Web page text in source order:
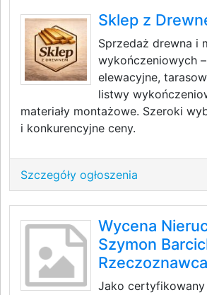
Sklep z
Sprzedaż drewna i
wykończeniowych
elewacyjne,
listwy
materiały montażowe. Szeroki
i konkurencyjne ceny.
Szczegóły ogłoszenia
Wycena
Szymon
Jako